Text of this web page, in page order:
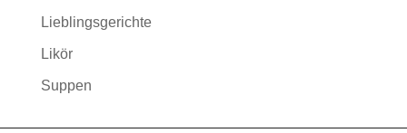
Lieblingsgerichte
Likör
Suppen